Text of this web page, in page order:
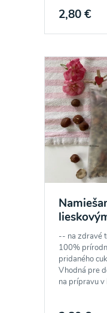
2,80 €
-- na zdravé
100%
pridaného
Vhodná pre
na prípravu v